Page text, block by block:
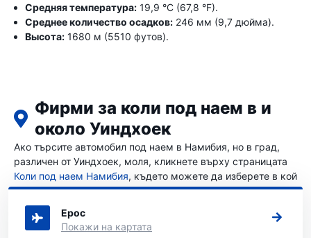
Средняя температура: 19,9 °C (67,8 °F).
Среднее количество осадков: 246 мм (9,7 дюйма).
Высота: 1680 м (5510 футов).
Фирми за коли под наем в и
около Уиндхоек
Ако търсите автомобил под наем в Намибия, но в град,
различен от Уиндхоек, моля, кликнете върху страницата
Коли под наем Намибия, където можете да изберете в кой
град в Намибия искате да наемете автомобил.
Ерос
Покажи на картата